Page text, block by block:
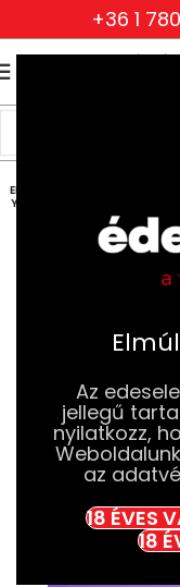
Az
jellegű
nyilatkozz,
az
18 ÉVES
18
+36 1
Nyuszis vibrátorok
ELFOG
YOTT